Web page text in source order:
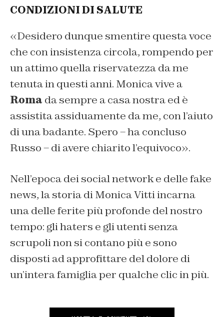
CONDIZIONI DI SALUTE
«Desidero dunque smentire questa voce
che con insistenza circola, rompendo per
un attimo quella riservatezza da me
tenuta in questi anni. Monica vive a
Roma da sempre a casa nostra ed è
assistita assiduamente da me, con l’aiuto
di una badante. Spero – ha concluso
Russo – di avere chiarito l’equivoco».
Nell’epoca dei social network e delle fake
news, la storia di Monica Vitti incarna
una delle ferite più profonde del nostro
tempo: gli haters e gli utenti senza
scrupoli non si contano più e sono
disposti ad approfittare del dolore di
un’intera famiglia per qualche clic in più.